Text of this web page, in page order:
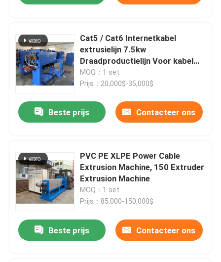
Cat5 / Cat6 Internetkabel
extrusielijn 7.5kw
Draadproductielijn Voor kabel
0.5 0.75
MOQ：1 set
Prijs：20,000$-35,000$
Beste prijs Contacteer ons
PVC PE XLPE Power Cable
Extrusion Machine, 150 Extruder
Extrusion Machine
MOQ：1 set
Prijs：85,000-150,000$
Beste prijs Contacteer ons